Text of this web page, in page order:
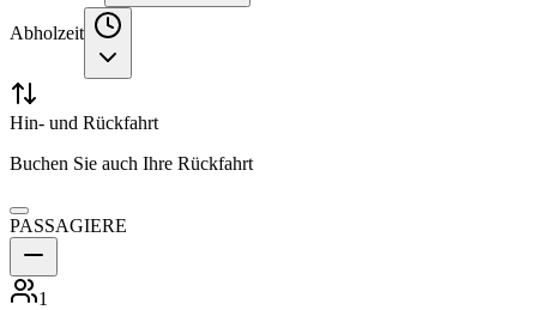
Abholzeit
Hin- und Rückfahrt
Buchen Sie auch Ihre Rückfahrt
PASSAGIERE
1